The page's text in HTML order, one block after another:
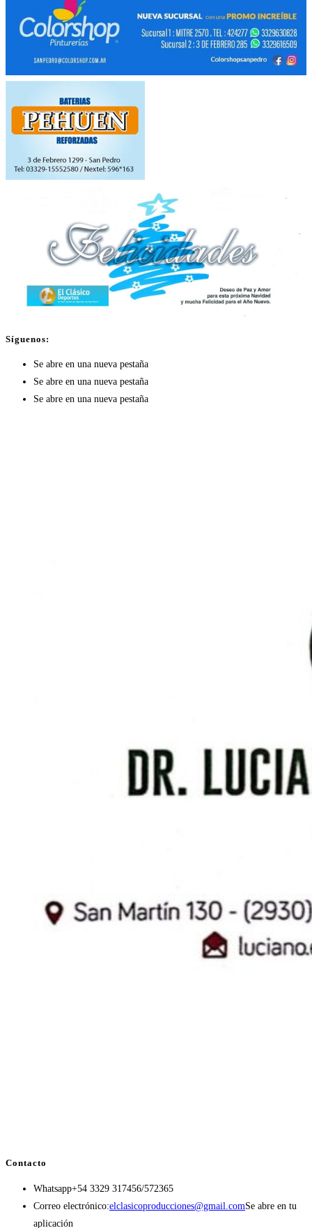
Síguenos:
Se abre en una nueva pestaña
Se abre en una nueva pestaña
Se abre en una nueva pestaña
Contacto
Whatsapp+54 3329 317456/572365
Correo electrónico:elclasicoproducciones@gmail.comSe abre en tu
aplicación